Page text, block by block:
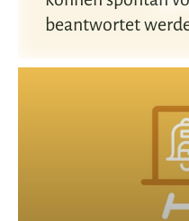
beantwortet